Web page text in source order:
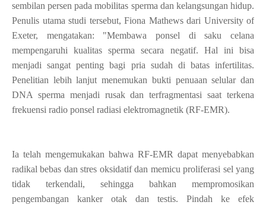
sembilan persen pada mobilitas sperma dan kelangsungan hidup.
Penulis utama studi tersebut, Fiona Mathews dari University of
Exeter, mengatakan: "Membawa ponsel di saku celana
mempengaruhi kualitas sperma secara negatif. Hal ini bisa
menjadi sangat penting bagi pria sudah di batas infertilitas.
Penelitian lebih lanjut menemukan bukti penuaan selular dan
DNA sperma menjadi rusak dan terfragmentasi saat terkena
frekuensi radio ponsel radiasi elektromagnetik (RF-EMR).
Ia telah mengemukakan bahwa RF-EMR dapat menyebabkan
radikal bebas dan stres oksidatif dan memicu proliferasi sel yang
tidak terkendali, sehingga bahkan mempromosikan
pengembangan kanker otak dan testis. Pindah ke efek